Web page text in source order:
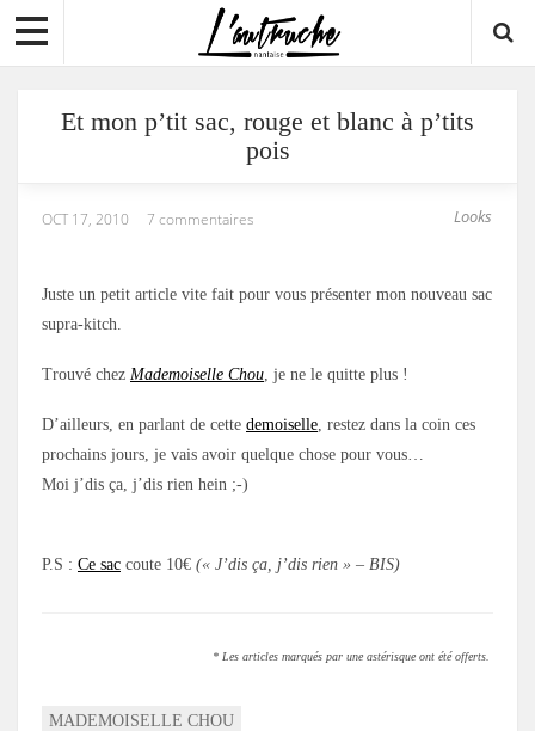
Et mon p’tit sac, rouge et blanc à p’tits
pois
Looks
OCT 17, 2010 7 commentaires
Juste un petit article vite fait pour vous présenter mon nouveau sac
supra-kitch.
Trouvé chez Mademoiselle Chou, je ne le quitte plus !
D’ailleurs, en parlant de cette demoiselle, restez dans la coin ces
prochains jours, je vais avoir quelque chose pour vous…
Moi j’dis ça, j’dis rien hein ;-)
P.S : Ce sac coute 10€ (« J’dis ça, j’dis rien » – BIS)
* Les articles marqués par une astérisque ont été offerts.
MADEMOISELLE CHOU